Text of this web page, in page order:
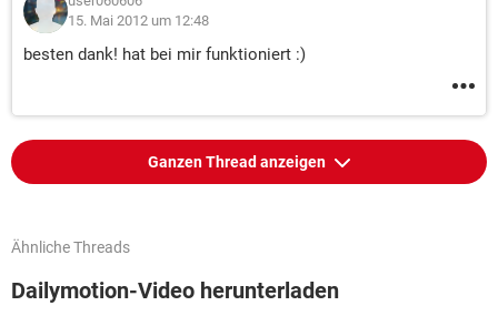
15. Mai 2012 um 12:48
besten dank! hat bei mir funktioniert :)
Ganzen Thread anzeigen
Ähnliche Threads
Dailymotion-Video herunterladen